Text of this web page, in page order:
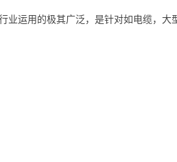
业运用的极其广泛，是针对如电缆，大